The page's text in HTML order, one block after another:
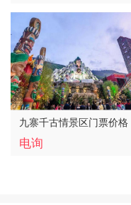
九寨千古情景区门票价格
电询